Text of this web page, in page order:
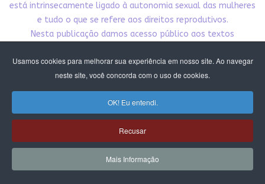
Usamos cookies para melhorar sua experiência em nosso site. Ao navegar
neste site, você concorda com o uso de cookies.
OK! Eu entendi.
Recusar
Mais Informação
está intrinsecamente ligado à autonomia sexual das mulheres
e tudo o que se refere aos direitos reprodutivos.
Nesta publicação damos acesso público aos textos
contribua para nossa incidência pela democracia,
pelo Estado laico e pelos direitos das mulheres e meninas.
CLIQUE E BAIXE A PUBLICAÇÃO